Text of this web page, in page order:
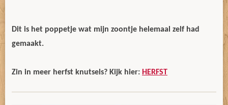
Dit is het poppetje wat mijn zoontje helemaal zelf had
gemaakt.
Zin in meer herfst knutsels? Kijk hier: HERFST